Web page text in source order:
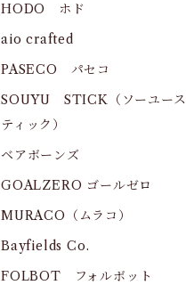
HODO ホド
aio crafted
PASECO パセコ
SOUYU STICK（ソーユース
ティック）
ベアボーンズ
GOALZERO ゴールゼロ
MURACO（ムラコ）
Bayfields Co.
FOLBOT フォルボット